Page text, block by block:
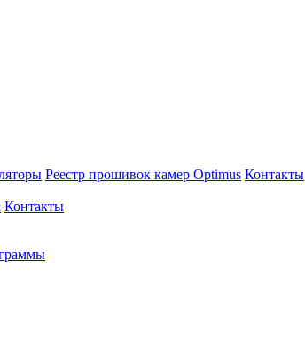
Реестр прошивок камер Optimus Контакты
Контакты